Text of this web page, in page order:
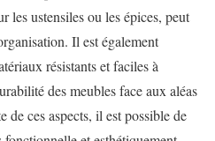
les ustensiles ou les épices, peut
Il est également
résistants et faciles à
des meubles face aux aléas
ces aspects, il est possible de